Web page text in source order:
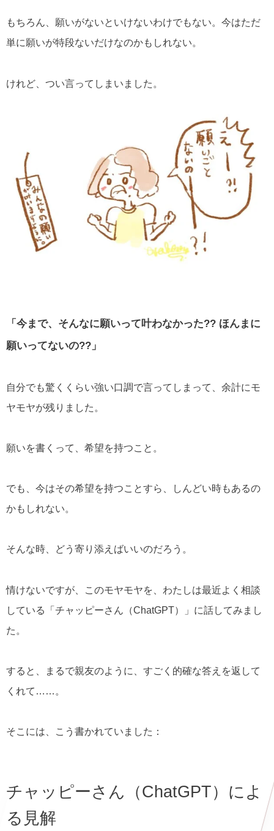
もちろん、願いがないといけないわけでもない。今はただ
単に願いが特段ないだけなのかもしれない。
けれど、つい言ってしまいました。
「今まで、そんなに願いって叶わなかった?? ほんまに
願いってないの??」
自分でも驚くくらい強い口調で言ってしまって、余計にモ
ヤモヤが残りました。
願いを書くって、希望を持つこと。
でも、今はその希望を持つことすら、しんどい時もあるの
かもしれない。
そんな時、どう寄り添えばいいのだろう。
情けないですが、このモヤモヤを、わたしは最近よく相談
している「チャッピーさん（ChatGPT）」に話してみまし
た。
すると、まるで親友のように、すごく的確な答えを返して
くれて……。
そこには、こう書かれていました：
チャッピーさん（ChatGPT）によ
る見解